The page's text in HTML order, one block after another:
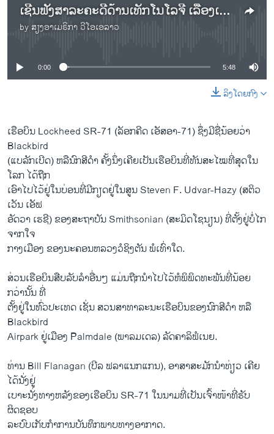
ເຊີນຟັງສາລະຄະດີດ້ານເທັກໂນໂລຈີ ເລື່ອງເຮືອບິນສອດແນມຂອງສະຫະລັດ
by ສຽງອາເມຣິກາ ວີໂອເອລາວ
No media source currently available
0:00 5:48
ລິງໂດຍກົງ
ເຮືອບິນ Lockheed SR-71 (ລັອກຄີດ ເອັສອາ-71) ຊຶ່ງມີຊື່ນ້ອຍວ່າ
Blackbird
(ແບລັກເບີດ) ຫລືນົກສີດໍາ ຄັ້ງນຶ່ງເຄີຍເປັນເຮືອບິນທີ່ທັນສະໄໝທີ່ສຸດໃນ
ໂລກ ໄດ້ຖືກ
ເອົາໄປໄວ້ຢູ່ໃນບ່ອນທີ່ມີກຽດຢູ່ໃນສູນ Steven F. Udvar-Hazy (ສຕິວ
ເວັນ ເອັຟ
ອັດວາ ເຮຊີ) ຂອງສະຖາບັນ Smithsonian (ສະມິດໂຊນຽນ) ທີ່ຕັ້ງຢູ່ບໍ່ໄກ
ຈາກໃຈ
ກາງເມືອງ ຂອງນະຄອນຫລວງວໍຊິງຕັນ ພໍເທົ່າໃດ.
ສ່ວນເຮືອບິນສືບລັບລໍາອື່ນໆ ແມ່ນຖືກນໍາໄປໄວ້ຫໍພິພິດທະພັນທີ່ນ້ອຍ
ກວ່ານັ້ນ ທີ່
ຕັ້ງຢູ່ໃນທົ່ວປະເທດ ເຊັ່ນ ສວນສາທາລະນະເຮືອບິນຂອງນົກສີດໍາ ຫລື
Blackbird
Airpark ຢູ່ເມືອງ Palmdale (ພາລມເດລ) ລັດຄາລິຟໍເນຍ.
ທ່ານ Bill Flanagan (ບີລ ຟລາແນກແກນ), ອາສາສະມັກນໍາທ່ຽວ ເຄີຍ
ໄດ້ນັ່ງຢູ່
ເບາະນັ່ງທາງຫລັງຂອງເຮືອບິນ SR-71 ໃນນາມທີ່ເປັນເຈົ້າໜ້າທີ່ຮັບ
ຜິດຊອບ
ລະບົບເກັບກໍາການບັນທຶກພາບທາງອາກາດ.